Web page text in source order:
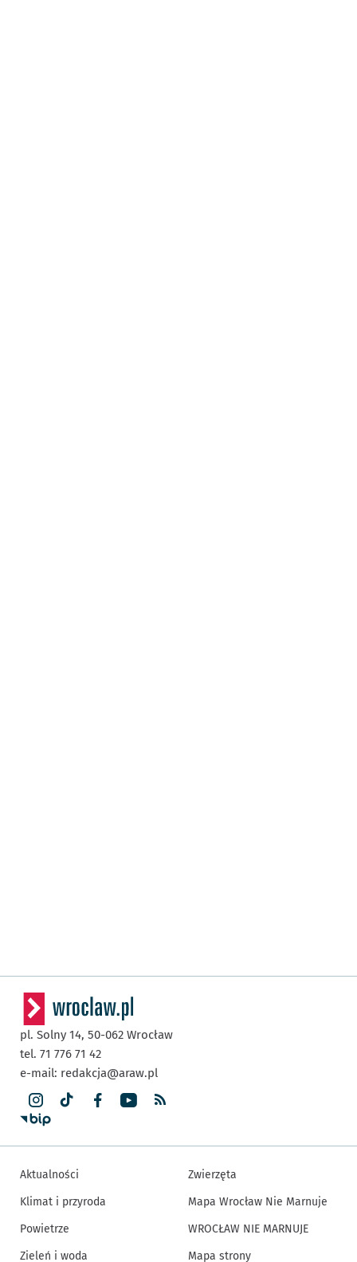
pl. Solny 14, 50-062 Wrocław
tel. 71 776 71 42
e-mail: redakcja@araw.pl
Aktualności
Klimat i przyroda
Powietrze
Zieleń i woda
Zwierzęta
Mapa Wrocław Nie Marnuje
WROCŁAW NIE MARNUJE
Mapa strony